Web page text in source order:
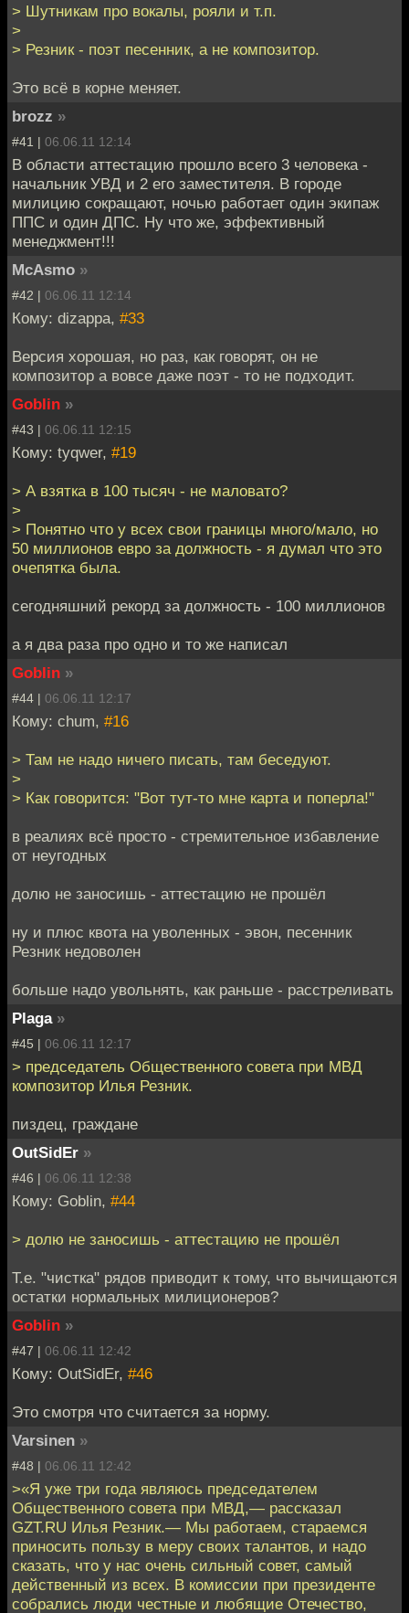
> Шутникам про вокалы, рояли и т.п.
>
> Резник - поэт песенник, а не композитор.
Это всё в корне меняет.
brozz »
#41 | 06.06.11 12:14
В области аттестацию прошло всего 3 человека -
начальник УВД и 2 его заместителя. В городе
милицию сокращают, ночью работает один экипаж
ППС и один ДПС. Ну что же, эффективный
менеджмент!!!
McAsmo »
#42 | 06.06.11 12:14
Кому: dizappa, #33
Версия хорошая, но раз, как говорят, он не
композитор а вовсе даже поэт - то не подходит.
Goblin »
#43 | 06.06.11 12:15
Кому: tyqwer, #19
> А взятка в 100 тысяч - не маловато?
>
> Понятно что у всех свои границы много/мало, но
50 миллионов евро за должность - я думал что это
очепятка была.
сегодняшний рекорд за должность - 100 миллионов
а я два раза про одно и то же написал
Goblin »
#44 | 06.06.11 12:17
Кому: chum, #16
> Там не надо ничего писать, там беседуют.
>
> Как говорится: "Вот тут-то мне карта и поперла!"
в реалиях всё просто - стремительное избавление
от неугодных
долю не заносишь - аттестацию не прошёл
ну и плюс квота на уволенных - эвон, песенник
Резник недоволен
больше надо увольнять, как раньше - расстреливать
Plaga »
#45 | 06.06.11 12:17
> председатель Общественного совета при МВД
композитор Илья Резник.
пиздец, граждане
OutSidEr »
#46 | 06.06.11 12:38
Кому: Goblin, #44
> долю не заносишь - аттестацию не прошёл
Т.е. "чистка" рядов приводит к тому, что вычищаются
остатки нормальных милиционеров?
Goblin »
#47 | 06.06.11 12:42
Кому: OutSidEr, #46
Это смотря что считается за норму.
Varsinen »
#48 | 06.06.11 12:42
>«Я уже три года являюсь председателем
Общественного совета при МВД,— рассказал
GZT.RU Илья Резник.— Мы работаем, стараемся
приносить пользу в меру своих талантов, и надо
сказать, что у нас очень сильный совет, самый
действенный из всех. В комиссии при президенте
собрались люди честные и любящие Отечество,